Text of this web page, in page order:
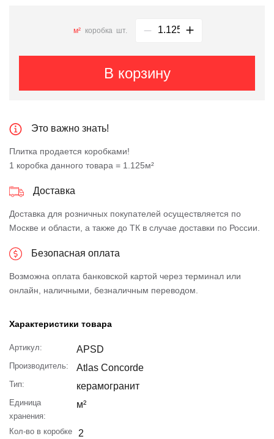
м² коробка шт.
В корзину
Это важно знать!
Плитка продается коробками!
1 коробка данного товара = 1.125м²
Доставка
Доставка для розничных покупателей осуществляется по
Москве и области, а также до ТК в случае доставки по России.
Безопасная оплата
Возможна оплата банковской картой через терминал или
онлайн, наличными, безналичным переводом.
Характеристики товара
Артикул: APSD
Производитель: Atlas Concorde
Тип: керамогранит
Единица
хранения:
м²
Кол-во в коробке
2